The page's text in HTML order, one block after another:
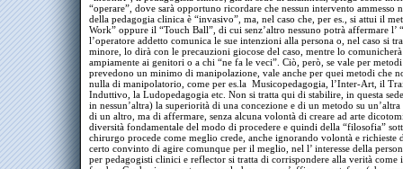
“operare”, dove sarà opportuno ricordare che nessun intervento ammesso
della pedagogia clinica è “invasivo”, ma, nel caso che, per es., si attui il
Work” oppure il “Touch Ball”, di cui senz’altro nessuno potrà affermare l’
l’operatore addetto comunica le sue intenzioni alla persona o, nel caso si
minore, lo dirà con le precauzioni giocose del caso, mentre lo
ampiamente ai genitori o a chi “ne fa le veci”. Ciò, però, se vale per
prevedono un minimo di manipolazione, vale anche per quei metodi che
nulla di manipolatorio, come per es.la Musicopedagogia, l’Inter-Art, il
Induttivo, la Ludopedagogia etc. Non si tratta qui di stabilire, in questa
in nessun’altra) la superiorità di una concezione e di un metodo su
di un altro, ma di affermare, senza alcuna volontà di creare ad arte
diversità fondamentale del modo di procedere e quindi della “filosofia”
chirurgo procede come meglio crede, anche ignorando volontà e richieste
certo convinto di agire comunque per il meglio, nel l’ interesse della
per pedagogisti clinici e reflector si tratta di corrispondere alla verità come